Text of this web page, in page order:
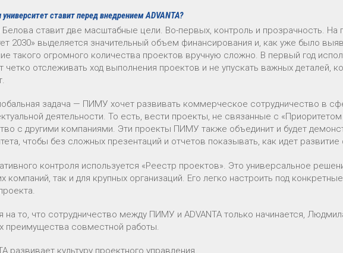
ставит перед внедрением ADVANTA?
ставит две масштабные цели. Во-первых, контроль и прозрачность.
2030» выделяется значительный объем финансирования и, как уже было
такого огромного количества проектов вручную сложно. В первый год
четко отслеживать ход выполнения проектов и не упускать важных деталей,
задача — ПИМУ хочет развивать коммерческое сотрудничество в
деятельности. То есть, вести проекты, не связанные с
с другими компаниями. Эти проекты ПИМУ также объединит и будет
чтобы без сложных презентаций и отчетов показывать, как идет развитие
контроля используется «Реестр проектов». Это универсальное
компаний, так и для крупных организаций. Его легко настроить под
на то, что сотрудничество между ПИМУ и ADVANTA только начинается,
преимущества совместной работы.
развивает культуру проектного управления.